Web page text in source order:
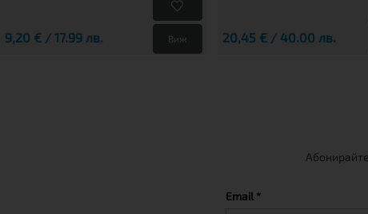
9,20 € / 17.99 лв. Виж 20,45 € / 40.00 лв.
Email *